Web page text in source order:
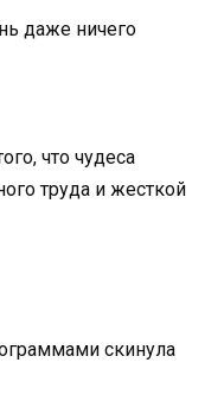
даже ничего
что чудеса
труда и жесткой
скинула